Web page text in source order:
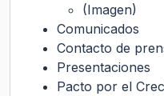
(Imagen)
Comunicados
Contacto de
Presentaciones
Pacto por el